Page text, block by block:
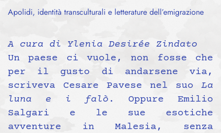
Apolidi, identità transculturali e letterature dell’emigrazione
A cura di Ylenia Desirée Zindato
Un paese ci vuole, non fosse che
per il gusto di andarsene via,
scriveva Cesare Pavese nel suo La
luna e i falò . Oppure Emilio
Salgari e le sue esotiche
avventure in Malesia, senza